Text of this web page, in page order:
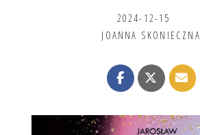
2024-12-15
JOANNA SKONIECZNA